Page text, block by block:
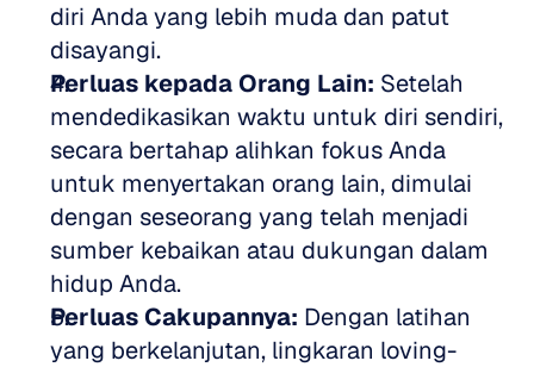
diri Anda yang lebih muda dan patut
disayangi.
Perluas kepada Orang Lain: Setelah
mendedikasikan waktu untuk diri sendiri,
secara bertahap alihkan fokus Anda
untuk menyertakan orang lain, dimulai
dengan seseorang yang telah menjadi
sumber kebaikan atau dukungan dalam
hidup Anda.
Perluas Cakupannya: Dengan latihan
yang berkelanjutan, lingkaran loving-